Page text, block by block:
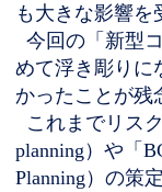
も大きな影響を
今回の「新型
めて浮き彫りに
かったことが残
これまでリス
planning）や「
Planning）の策